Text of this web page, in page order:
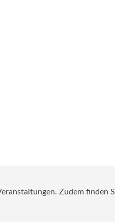
Zudem finden